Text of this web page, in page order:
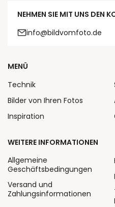
NEHMEN SIE MIT UNS DEN
info@bildvomfoto.de
MENÜ
Technik
Bilder von Ihren Fotos
Inspiration
WEITERE INFORMATIONEN
Allgemeine
Geschäftsbedingungen
Versand und
Zahlungsinformationen